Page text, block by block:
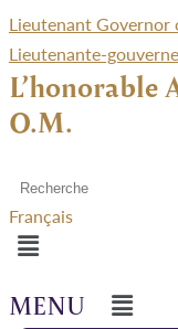
Lieutenant
Lieutenante-
L’honorable
O.M.
Français
Menu
Menu